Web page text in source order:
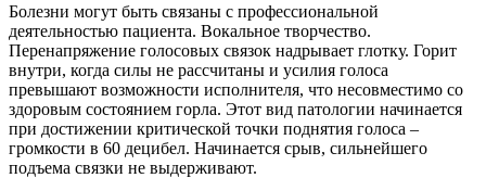
Болезни могут быть связаны с профессиональной
деятельностью пациента. Вокальное творчество.
Перенапряжение голосовых связок надрывает глотку. Горит
внутри, когда силы не рассчитаны и усилия голоса
превышают возможности исполнителя, что несовместимо со
здоровым состоянием горла. Этот вид патологии начинается
при достижении критической точки поднятия голоса –
громкости в 60 децибел. Начинается срыв, сильнейшего
подъема связки не выдерживают.